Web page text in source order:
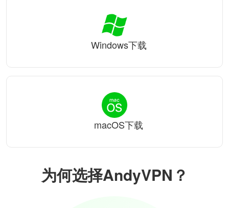
为何选择AndyVPN？
Windows下载
macOS下载